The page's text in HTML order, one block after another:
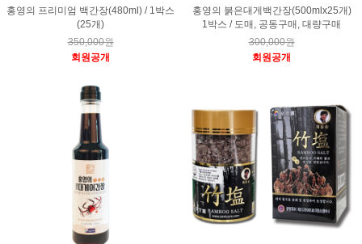
홍영의 프리미엄 백간장(480ml) / 1박스
(25개)
350,000원
회원공개
홍영의 붉은대게백간장(500mlx25개)
1박스 / 도매, 공동구매, 대량구매
300,000원
회원공개